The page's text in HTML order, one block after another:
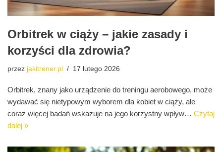
Orbitrek w ciąży – jakie zasady i
korzyści dla zdrowia?
przez jakitrener.pl 17 lutego 2026
Orbitrek, znany jako urządzenie do treningu aerobowego, może
wydawać się nietypowym wyborem dla kobiet w ciąży, ale
coraz więcej badań wskazuje na jego korzystny wpływ… Czytaj
dalej »